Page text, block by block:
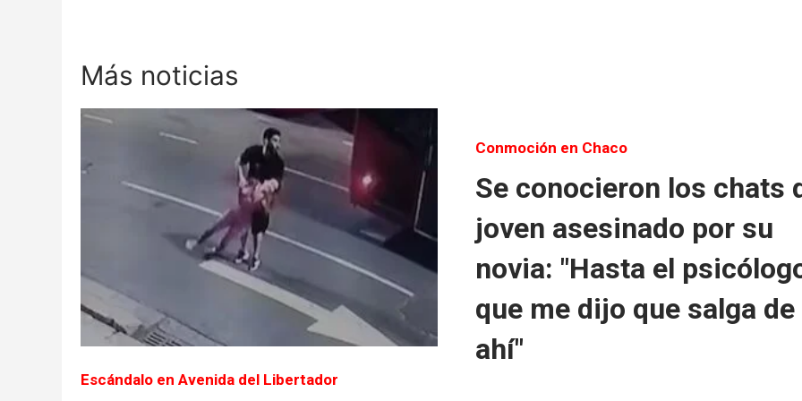
Más noticias
Escándalo en Avenida del Libertador
Conmoción en Chaco
Se conocieron los chats
joven asesinado por su
novia: "Hasta el
que me dijo que salga de
ahí"